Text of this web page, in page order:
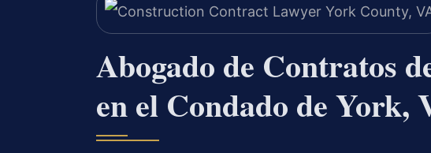
Abogado de Contratos
en el Condado de York,